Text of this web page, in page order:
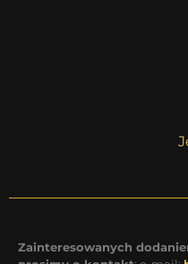
Zainteresowanych